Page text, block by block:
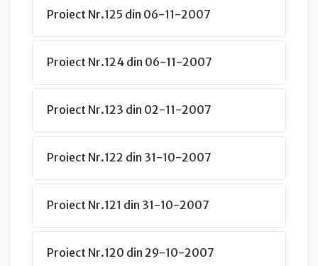
Proiect Nr.125 din 06-11-2007
Proiect Nr.124 din 06-11-2007
Proiect Nr.123 din 02-11-2007
Proiect Nr.122 din 31-10-2007
Proiect Nr.121 din 31-10-2007
Proiect Nr.120 din 29-10-2007